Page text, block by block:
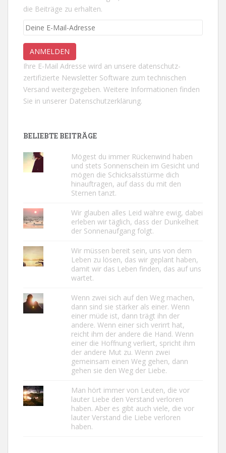
die Beiträge zu erhalten.
Ihre E-Mail Adresse wird an unsere datenschutz-
zertifizierte Newsletter Software zum technischen
Versand weitergegeben. Weitere Informationen finden
Sie in unserer Datenschutzerklärung.
BELIEBTE BEITRÄGE
Mögest du immer Rückenwind haben
und stets Sonnenschein im Gesicht und
mögen die Schicksalsstürme dich
hinauftragen, auf dass du mit den
Sternen tanzt.
Wir glauben alles Leid währe ewig, dabei
erleben wir täglich, dass der Dunkelheit
der Sonnenaufgang folgt.
Wir müssen bereit sein, uns von dem
Leben zu lösen, das wir geplant haben,
damit wir das Leben finden, das auf uns
wartet.
Wenn zwei sich auf den Weg machen,
dann sind sie stärker als einer. Wenn
einer müde ist, dann trägt ihn der
andere. Wenn einer sich verirrt hat,
reicht ihm der andere die Hand. Wenn
einer die Hoffnung verliert, spricht ihm
der andere Mut zu. Wenn zwei
gemeinsam einen Weg gehen, dann
gehen sie den Weg der Liebe.
Man hört immer von Leuten, die vor
lauter Liebe den Verstand verloren
haben. Aber es gibt auch viele, die vor
lauter Verstand die Liebe verloren
haben.